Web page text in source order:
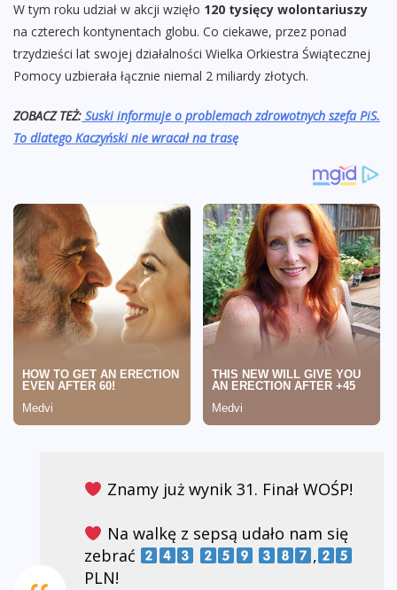
W tym roku udział w akcji wzięło 120 tysięcy wolontariuszy
na czterech kontynentach globu. Co ciekawe, przez ponad
trzydzieści lat swojej działalności Wielka Orkiestra Świątecznej
Pomocy uzbierała łącznie niemal 2 miliardy złotych.
ZOBACZ TEŻ: Suski informuje o problemach zdrowotnych szefa PiS.
To dlatego Kaczyński nie wracał na trasę
Znamy już wynik 31. Finał WOŚP!
Na walkę z sepsą udało nam się
zebrać
,
PLN!